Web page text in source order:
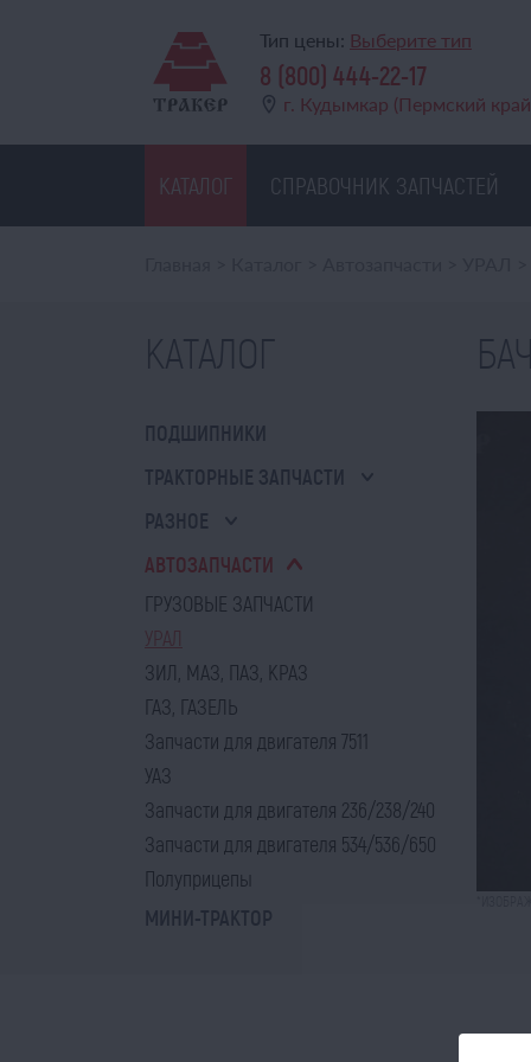
Тип цены: Выберите тип
8 (800) 444-22-17
г. Кудымкар (Пермский
КАТАЛОГ СПРАВОЧНИК ЗАПЧАСТЕЙ
КАТАЛОГ
ПОДШИПНИКИ
ТРАКТОРНЫЕ ЗАПЧАСТИ
РАЗНОЕ
АВТОЗАПЧАСТИ
ГРУЗОВЫЕ ЗАПЧАСТИ
УРАЛ
ЗИЛ, МАЗ, ПАЗ, КРАЗ
ГАЗ, ГАЗЕЛЬ
Запчасти для двигателя 7511
УАЗ
Запчасти для двигателя 236/238/240
Запчасти для двигателя 534/536/650
Полуприцепы
МИНИ-ТРАКТОР